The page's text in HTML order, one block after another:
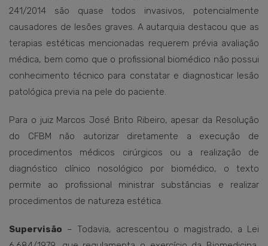
241/2014 são quase todos invasivos, potencialmente
causadores de lesões graves. A autarquia destacou que as
terapias estéticas mencionadas requerem prévia avaliação
médica, bem como que o profissional biomédico não possui
conhecimento técnico para constatar e diagnosticar lesão
patológica previa na pele do paciente.
Para o juiz Marcos José Brito Ribeiro, apesar da Resolução
do CFBM não autorizar diretamente a execução de
procedimentos médicos cirúrgicos ou a realização de
diagnóstico clínico nosológico por biomédico, o texto
permite ao profissional ministrar substâncias e realizar
procedimentos de natureza estética.
Supervisão – Todavia, acrescentou o magistrado, a Lei